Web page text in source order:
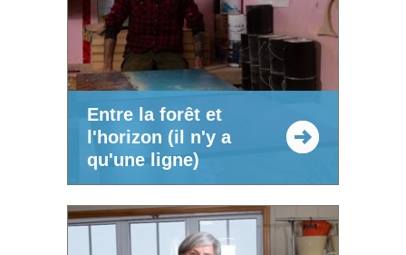
Entre la forêt et
l'horizon (il n'y a
qu'une ligne)